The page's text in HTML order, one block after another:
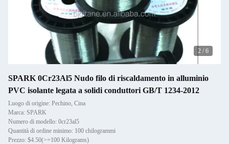
2 / 6
SPARK 0Cr23Al5 Nudo filo di riscaldamento in alluminio
PVC isolante legata a solidi conduttori GB/T 1234-2012
Luogo di origine: Pechino, Cina
Marca: SPARK
Numero di modello: 0cr23al5
Quantità di ordine minimo: 100 chilogrammi
Prezzo: $4.50(>=100 Kilograms)